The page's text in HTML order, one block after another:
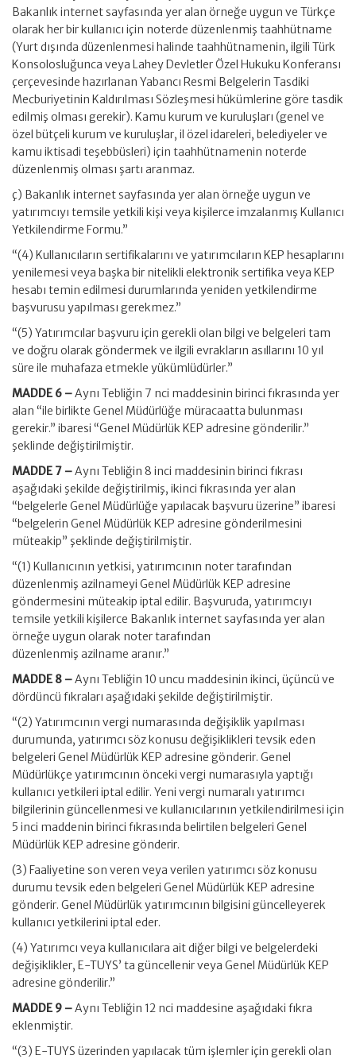
Bakanlık internet sayfasında yer alan örneğe uygun ve Türkçe
olarak her bir kullanıcı için noterde düzenlenmiş taahhütname
(Yurt dışında düzenlenmesi halinde taahhütnamenin, ilgili Türk
Konsolosluğunca veya Lahey Devletler Özel Hukuku Konferansı
çerçevesinde hazırlanan Yabancı Resmi Belgelerin Tasdiki
Mecburiyetinin Kaldırılması Sözleşmesi hükümlerine göre tasdik
edilmiş olması gerekir). Kamu kurum ve kuruluşları (genel ve
özel bütçeli kurum ve kuruluşlar, il özel idareleri, belediyeler ve
kamu iktisadi teşebbüsleri) için taahhütnamenin noterde
düzenlenmiş olması şartı aranmaz.
ç) Bakanlık internet sayfasında yer alan örneğe uygun ve
yatırımcıyı temsile yetkili kişi veya kişilerce imzalanmış Kullanıcı
Yetkilendirme Formu.”
“(4) Kullanıcıların sertifikalarını ve yatırımcıların KEP hesaplarını
yenilemesi veya başka bir nitelikli elektronik sertifika veya KEP
hesabı temin edilmesi durumlarında yeniden yetkilendirme
başvurusu yapılması gerekmez.”
“(5) Yatırımcılar başvuru için gerekli olan bilgi ve belgeleri tam
ve doğru olarak göndermek ve ilgili evrakların asıllarını 10 yıl
süre ile muhafaza etmekle yükümlüdürler.”
MADDE 6 –Aynı Tebliğin 7 nci maddesinin birinci fıkrasında yer
alan “ile birlikte Genel Müdürlüğe müracaatta bulunması
gerekir.” ibaresi “Genel Müdürlük KEP adresine gönderilir.”
şeklinde değiştirilmiştir.
MADDE 7 –Aynı Tebliğin 8 inci maddesinin birinci fıkrası
aşağıdaki şekilde değiştirilmiş, ikinci fıkrasında yer alan
“belgelerle Genel Müdürlüğe yapılacak başvuru üzerine” ibaresi
“belgelerin Genel Müdürlük KEP adresine gönderilmesini
müteakip” şeklinde değiştirilmiştir.
“(1) Kullanıcının yetkisi, yatırımcının noter tarafından
düzenlenmiş azilnameyi Genel Müdürlük KEP adresine
göndermesini müteakip iptal edilir. Başvuruda, yatırımcıyı
temsile yetkili kişilerce Bakanlık internet sayfasında yer alan
örneğe uygun olarak noter tarafından
düzenlenmiş azilname aranır.”
MADDE 8 –Aynı Tebliğin 10 uncu maddesinin ikinci, üçüncü ve
dördüncü fıkraları aşağıdaki şekilde değiştirilmiştir.
“(2) Yatırımcının vergi numarasında değişiklik yapılması
durumunda, yatırımcı söz konusu değişiklikleri tevsik eden
belgeleri Genel Müdürlük KEP adresine gönderir. Genel
Müdürlükçe yatırımcının önceki vergi numarasıyla yaptığı
kullanıcı yetkileri iptal edilir. Yeni vergi numaralı yatırımcı
bilgilerinin güncellenmesi ve kullanıcılarının yetkilendirilmesi için
5 inci maddenin birinci fıkrasında belirtilen belgeleri Genel
Müdürlük KEP adresine gönderir.
(3) Faaliyetine son veren veya verilen yatırımcı söz konusu
durumu tevsik eden belgeleri Genel Müdürlük KEP adresine
gönderir. Genel Müdürlük yatırımcının bilgisini güncelleyerek
kullanıcı yetkilerini iptal eder.
(4) Yatırımcı veya kullanıcılara ait diğer bilgi ve belgelerdeki
değişiklikler, E-TUYS’ ta güncellenir veya Genel Müdürlük KEP
adresine gönderilir.”
MADDE 9 –Aynı Tebliğin 12 nci maddesine aşağıdaki fıkra
eklenmiştir.
“(3) E-TUYS üzerinden yapılacak tüm işlemler için gerekli olan